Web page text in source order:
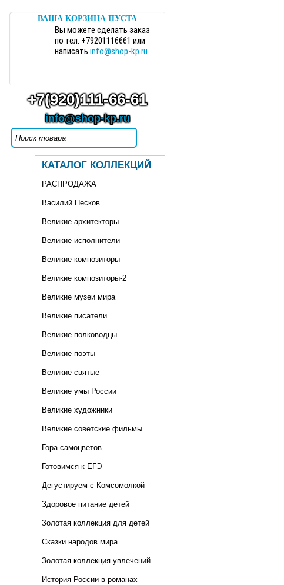
+7(920)111-66-61
info@shop-kp.ru
КАТАЛОГ КОЛЛЕКЦИЙ
РАСПРОДАЖА
Василий Песков
Великие архитекторы
Великие исполнители
Великие композиторы
Великие композиторы-2
Великие музеи мира
Великие писатели
Великие полководцы
Великие поэты
Великие святые
Великие умы России
Великие художники
Великие советские фильмы
Гора самоцветов
Готовимся к ЕГЭ
Дегустируем с Комсомолкой
Здоровое питание детей
Золотая коллекция для детей
Сказки народов мира
Золотая коллекция увлечений
История России в романах
ВАША КОРЗИНА ПУСТА
Вы можете сделать заказ
по тел. +79201116661 или
написать info@shop-kp.ru